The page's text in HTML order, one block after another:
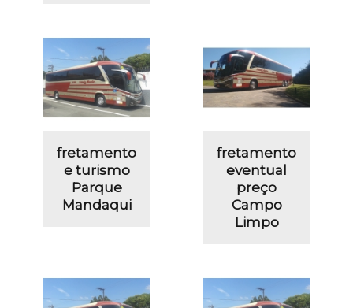
fretamento
e turismo
Parque
Mandaqui
fretamento
eventual
preço
Campo
Limpo